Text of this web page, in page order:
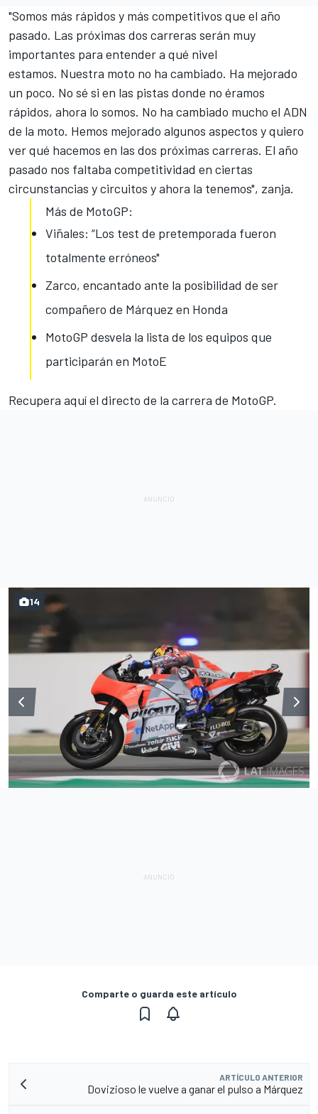
"Somos más rápidos y más competitivos que el año
pasado. Las próximas dos carreras serán muy
importantes para entender a qué nivel
estamos. Nuestra moto no ha cambiado. Ha mejorado
un poco. No sé si en las pistas donde no éramos
rápidos, ahora lo somos. No ha cambiado mucho el ADN
de la moto. Hemos mejorado algunos aspectos y quiero
ver qué hacemos en las dos próximas carreras. El año
pasado nos faltaba competitividad en ciertas
circunstancias y circuitos y ahora la tenemos", zanja.
Más de MotoGP:
Viñales: “Los test de pretemporada fueron
totalmente erróneos"
Zarco, encantado ante la posibilidad de ser
compañero de Márquez en Honda
MotoGP desvela la lista de los equipos que
participarán en MotoE
Recupera aquí el directo de la carrera de MotoGP.
14
Comparte o guarda este artículo
ARTÍCULO ANTERIOR
Dovizioso le vuelve a ganar el pulso a Márquez